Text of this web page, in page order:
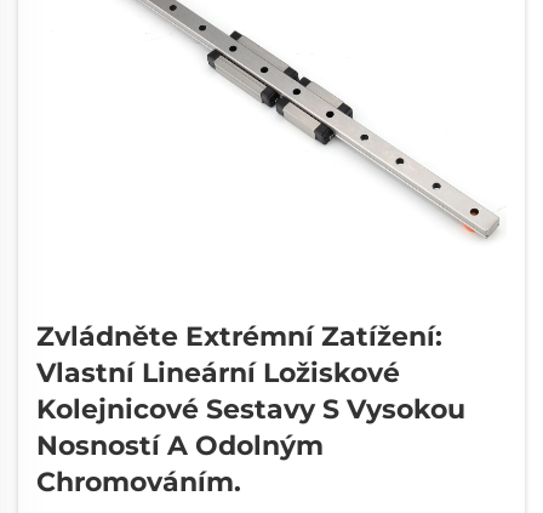
Zvládněte Extrémní Zatížení:
Vlastní Lineární Ložiskové
Kolejnicové Sestavy S Vysokou
Nosností A Odolným
Chromováním.